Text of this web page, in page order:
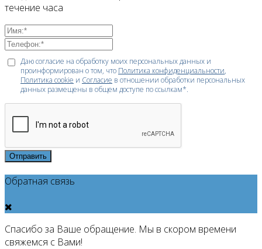
течение часа
Даю согласие на обработку моих персональных данных и
проинформирован о том, что Политика конфиденциальности,
Политика cookie и Согласие в отношении обработки персональных
данных размещены в общем доступе по ссылкам*.
Отправить
Обратная связь
Спасибо за Ваше обращение. Мы в скором времени
свяжемся с Вами!